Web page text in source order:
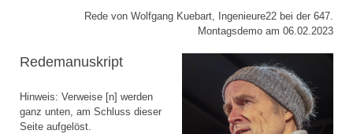
Rede von Wolfgang Kuebart, Ingenieure22 bei der 647.
Montagsdemo am 06.02.2023
Redemanuskript
Hinweis: Verweise [n] werden
ganz unten, am Schluss dieser
Seite aufgelöst.